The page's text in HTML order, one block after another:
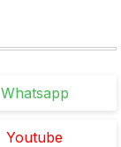
Whatsapp
Youtube